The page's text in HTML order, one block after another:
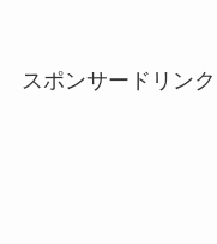
スポンサードリンク